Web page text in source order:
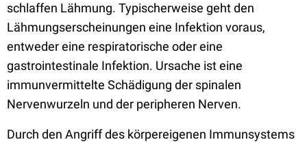
schlaffen Lähmung. Typischerweise geht den
Lähmungserscheinungen eine Infektion voraus,
entweder eine respiratorische oder eine
gastrointestinale Infektion. Ursache ist eine
immunvermittelte Schädigung der spinalen
Nervenwurzeln und der peripheren Nerven.
Durch den Angriff des körpereigenen Immunsystems